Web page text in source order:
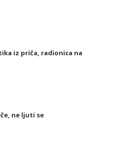
iz priča, radionica na
ne ljuti se